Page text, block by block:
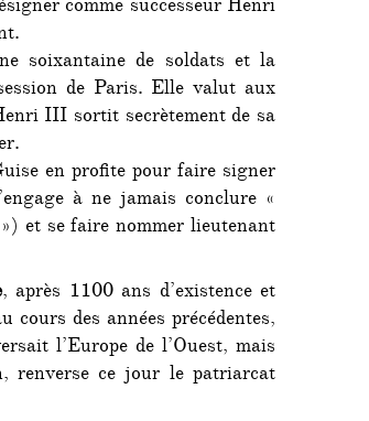
comme successeur Henri
soixantaine de soldats et la
de Paris. Elle valut aux
III sortit secrètement de sa
en profite pour faire signer
à ne jamais conclure «
et se faire nommer lieutenant
, après 1100 ans d’existence et
cours des années précédentes,
l’Europe de l’Ouest, mais
renverse ce jour le patriarcat